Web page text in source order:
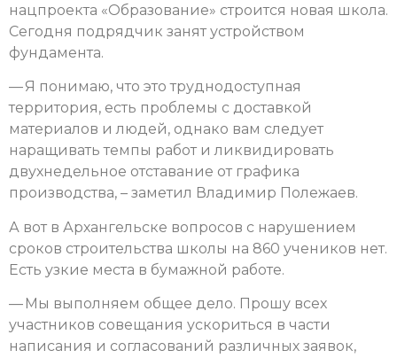
нацпроекта «Образование» строится новая школа.
Сегодня подрядчик занят устройством
фундамента.
— Я понимаю, что это труднодоступная
территория, есть проблемы с доставкой
материалов и людей, однако вам следует
наращивать темпы работ и ликвидировать
двухнедельное отставание от графика
производства, – заметил Владимир Полежаев.
А вот в Архангельске вопросов с нарушением
сроков строительства школы на 860 учеников нет.
Есть узкие места в бумажной работе.
— Мы выполняем общее дело. Прошу всех
участников совещания ускориться в части
написания и согласований различных заявок,